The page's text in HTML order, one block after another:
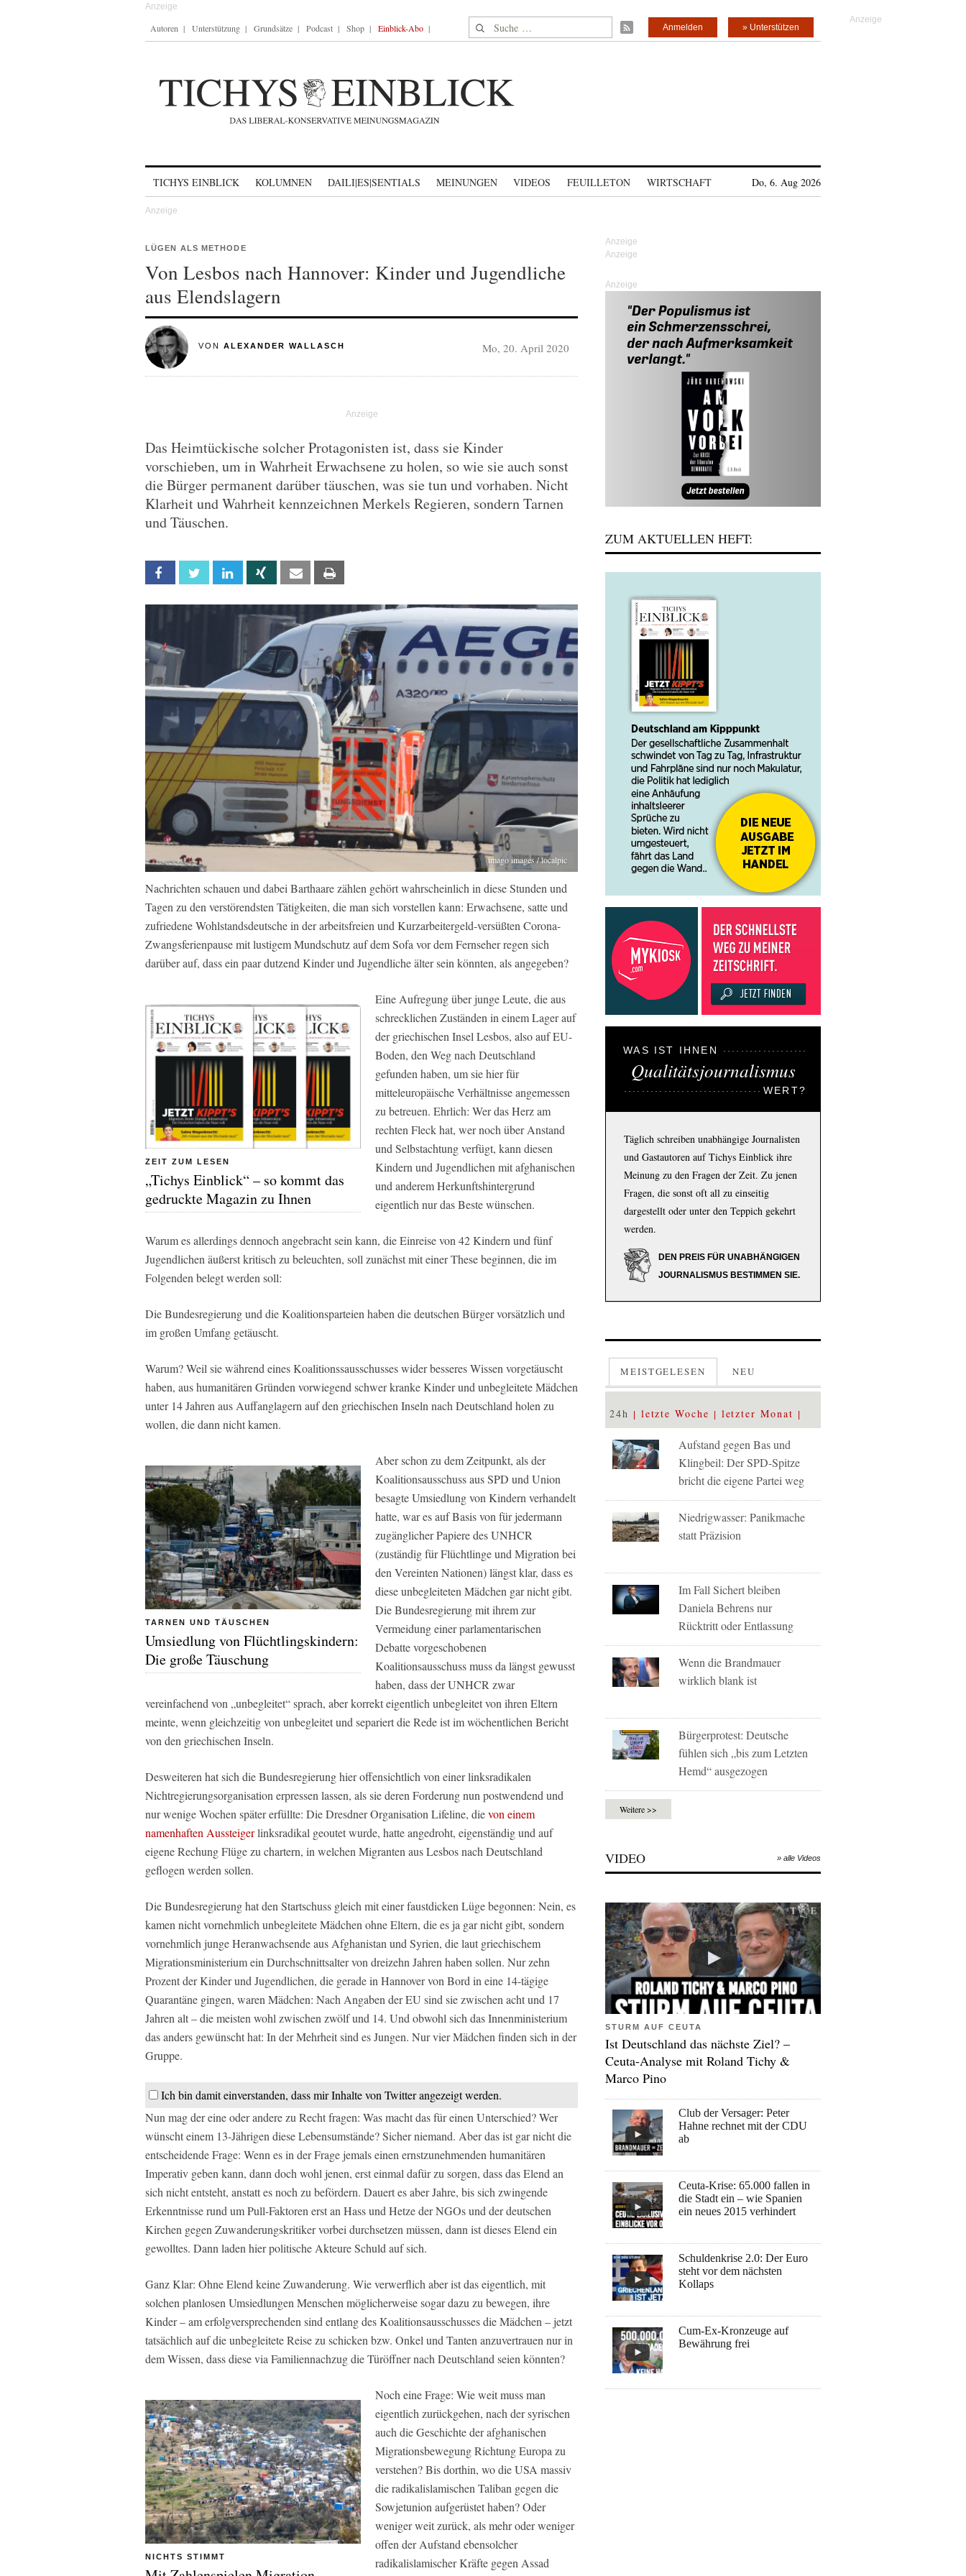
Autoren Unterstützung Grundsätze Podcast Shop Einblick-Abo Suche nach: » Unterstützen
Anmelden
TICHYS EINBLICK KOLUMNEN DAILI|ES|SENTIALS MEINUNGEN VIDEOS FEUILLETON WIRTSCHAFT Do, 6. Aug 2026
LÜGEN ALS METHODE
Von Lesbos nach Hannover: Kinder und Jugendliche
aus Elendslagern
VON ALEXANDER WALLASCH Mo, 20. April 2020
Das Heimtückische solcher Protagonisten ist, dass sie Kinder
vorschieben, um in Wahrheit Erwachsene zu holen, so wie sie auch sonst
die Bürger permanent darüber täuschen, was sie tun und vorhaben. Nicht
Klarheit und Wahrheit kennzeichnen Merkels Regieren, sondern Tarnen
und Täuschen.
Facebook Twitter Linkedin Xing Email
imago images / localpic
Nachrichten schauen und dabei Barthaare zählen gehört wahrscheinlich in diese Stunden und
Tagen zu den verstörendsten Tätigkeiten, die man sich vorstellen kann: Erwachsene, satte und
zufriedene Wohlstandsdeutsche in der arbeitsfreien und Kurzarbeitergeld-versüßten Corona-
Zwangsferienpause mit lustigem Mundschutz auf dem Sofa vor dem Fernseher regen sich
darüber auf, dass ein paar dutzend Kinder und Jugendliche älter sein könnten, als angegeben?
ZEIT ZUM LESEN
„Tichys Einblick“ – so kommt das
gedruckte Magazin zu Ihnen
Eine Aufregung über junge Leute, die aus
schrecklichen Zuständen in einem Lager auf
der griechischen Insel Lesbos, also auf EU-
Boden, den Weg nach Deutschland
gefunden haben, um sie hier für
mitteleuropäische Verhältnisse angemessen
zu betreuen. Ehrlich: Wer das Herz am
rechten Fleck hat, wer noch über Anstand
und Selbstachtung verfügt, kann diesen
Kindern und Jugendlichen mit afghanischen
und anderem Herkunftshintergrund
eigentlich nur das Beste wünschen.
Warum es allerdings dennoch angebracht sein kann, die Einreise von 42 Kindern und fünf
Jugendlichen äußerst kritisch zu beleuchten, soll zunächst mit einer These beginnen, die im
Folgenden belegt werden soll:
Die Bundesregierung und die Koalitionsparteien haben die deutschen Bürger vorsätzlich und
im großen Umfang getäuscht.
Warum? Weil sie während eines Koalitionssausschusses wider besseres Wissen vorgetäuscht
haben, aus humanitären Gründen vorwiegend schwer kranke Kinder und unbegleitete Mädchen
unter 14 Jahren aus Auffanglagern auf den griechischen Inseln nach Deutschland holen zu
wollen, die dann nicht kamen.
TARNEN UND TÄUSCHEN
Umsiedlung von Flüchtlingskindern:
Die große Täuschung
Aber schon zu dem Zeitpunkt, als der
Koalitionsausschuss aus SPD und Union
besagte Umsiedlung von Kindern verhandelt
hatte, war es auf Basis von für jedermann
zugänglicher Papiere des UNHCR
(zuständig für Flüchtlinge und Migration bei
den Vereinten Nationen) längst klar, dass es
diese unbegleiteten Mädchen gar nicht gibt.
Die Bundesregierung mit ihrem zur
Vermeidung einer parlamentarischen
Debatte vorgeschobenen
Koalitionsausschuss muss da längst gewusst
haben, dass der UNHCR zwar
vereinfachend von „unbegleitet“ sprach, aber korrekt eigentlich unbegleitet von ihren Eltern
meinte, wenn gleichzeitig von unbegleitet und separiert die Rede ist im wöchentlichen Bericht
von den griechischen Inseln.
Desweiteren hat sich die Bundesregierung hier offensichtlich von einer linksradikalen
Nichtregierungsorganisation erpressen lassen, als sie deren Forderung nun postwendend und
nur wenige Wochen später erfüllte: Die Dresdner Organisation Lifeline, dievon einem
namenhaften Aussteigerlinksradikal geoutet wurde, hatte angedroht, eigenständig und auf
eigene Rechung Flüge zu chartern, in welchen Migranten aus Lesbos nach Deutschland
geflogen werden sollen.
Die Bundesregierung hat den Startschuss gleich mit einer faustdicken Lüge begonnen: Nein, es
kamen nicht vornehmlich unbegleitete Mädchen ohne Eltern, die es ja gar nicht gibt, sondern
vornehmlich junge Heranwachsende aus Afghanistan und Syrien, die laut griechischem
Migrationsministerium ein Durchschnittsalter von dreizehn Jahren haben sollen. Nur zehn
Prozent der Kinder und Jugendlichen, die gerade in Hannover von Bord in eine 14-tägige
Quarantäne gingen, waren Mädchen: Nach Angaben der EU sind sie zwischen acht und 17
Jahren alt – die meisten wohl zwischen zwölf und 14. Und obwohl sich das Innenministerium
das anders gewünscht hat: In der Mehrheit sind es Jungen. Nur vier Mädchen finden sich in der
Gruppe.
Ich bin damit einverstanden, dass mir Inhalte von Twitter angezeigt werden.
Nun mag der eine oder andere zu Recht fragen: Was macht das für einen Unterschied? Wer
wünscht einem 13-Jährigen diese Lebensumstände? Sicher niemand. Aber das ist gar nicht die
entscheidende Frage: Wenn es in der Frage jemals einen ernstzunehmenden humanitären
Imperativ geben kann, dann doch wohl jenen, erst einmal dafür zu sorgen, dass das Elend an
sich nicht entsteht, anstatt es noch zu befördern. Dauert es aber Jahre, bis sich zwingende
Erkenntnisse rund um Pull-Faktoren erst an Hass und Hetze der NGOs und der deutschen
Kirchen gegen Zuwanderungskritiker vorbei durchsetzen müssen, dann ist dieses Elend ein
gewolltes. Dann laden hier politische Akteure Schuld auf sich.
Ganz Klar: Ohne Elend keine Zuwanderung. Wie verwerflich aber ist das eigentlich, mit
solchen planlosen Umsiedlungen Menschen möglicherweise sogar dazu zu bewegen, ihre
Kinder – am erfolgversprechenden sind entlang des Koalitionsausschusses die Mädchen – jetzt
tatsächlich auf die unbegleitete Reise zu schicken bzw. Onkel und Tanten anzuvertrauen nur in
dem Wissen, dass diese via Familiennachzug die Türöffner nach Deutschland seien könnten?
NICHTS STIMMT
Noch eine Frage: Wie weit muss man
eigentlich zurückgehen, nach der syrischen
auch die Geschichte der afghanischen
Migrationsbewegung Richtung Europa zu
verstehen? Bis dorthin, wo die USA massiv
die radikalislamischen Taliban gegen die
Sowjetunion aufgerüstet haben? Oder
weniger weit zurück, als mehr oder weniger
offen der Aufstand ebensolcher
radikalislamischer Kräfte gegen Assad
Anzeige
ZUM AKTUELLEN HEFT:
WAS IST IHNEN
Qualitätsjournalismus
WERT?
Täglich schreiben unabhängige Journalisten
und Gastautoren auf Tichys Einblick ihre
Meinung zu den Fragen der Zeit. Zu jenen
Fragen, die sonst oft all zu einseitig
dargestellt oder unter den Teppich gekehrt
werden.
DEN PREIS FÜR UNABHÄNGIGEN
JOURNALISMUS BESTIMMEN SIE.
MEISTGELESEN NEU
24h letzte Woche letzter Monat
Aufstand gegen Bas und
Klingbeil: Der SPD-Spitze
bricht die eigene Partei weg
Niedrigwasser: Panikmache
statt Präzision
Im Fall Sichert bleiben
Daniela Behrens nur
Rücktritt oder Entlassung
Wenn die Brandmauer
wirklich blank ist
Bürgerprotest: Deutsche
fühlen sich „bis zum Letzten
Hemd“ ausgezogen
Weitere >>
VIDEO » alle Videos
STURM AUF CEUTA
Ist Deutschland das nächste Ziel? –
Ceuta-Analyse mit Roland Tichy &
Marco Pino
Club der Versager: Peter
Hahne rechnet mit der CDU
ab
Ceuta-Krise: 65.000 fallen in
die Stadt ein – wie Spanien
ein neues 2015 verhindert
Schuldenkrise 2.0: Der Euro
steht vor dem nächsten
Kollaps
Cum-Ex-Kronzeuge auf
Bewährung frei